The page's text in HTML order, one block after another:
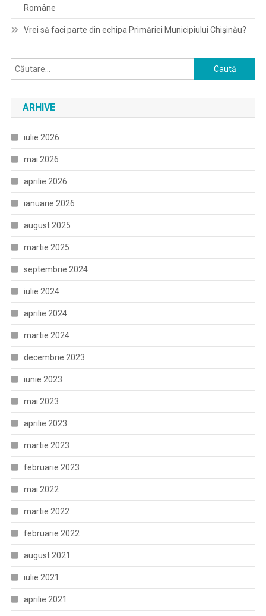
Române
Vrei să faci parte din echipa Primăriei Municipiului Chișinău?
Caută
după:
ARHIVE
iulie 2026
mai 2026
aprilie 2026
ianuarie 2026
august 2025
martie 2025
septembrie 2024
iulie 2024
aprilie 2024
martie 2024
decembrie 2023
iunie 2023
mai 2023
aprilie 2023
martie 2023
februarie 2023
mai 2022
martie 2022
februarie 2022
august 2021
iulie 2021
aprilie 2021